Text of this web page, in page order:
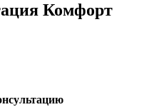
Комфорт